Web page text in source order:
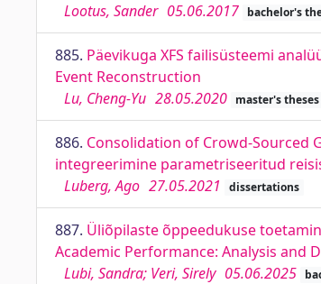
Lootus, Sander 05.06.2017 bachelor's
885. Päevikuga XFS failisüsteemi
Event Reconstruction
Lu, Cheng-Yu 28.05.2020 master's theses
886. Consolidation of Crowd-Sourced
integreerimine parametriseeritud
Luberg, Ago 27.05.2021 dissertations
887. Üliõpilaste õppeedukuse
Academic Performance: Analysis and
Lubi, Sandra; Veri, Sirely 05.06.2025